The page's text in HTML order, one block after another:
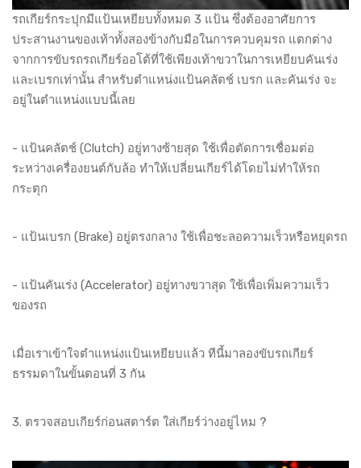
รถเกียร์กระปุกมีแป้นเหยียบทั้งหมด 3 แป้น ซึ่งต้องอาศัยการ
ประสานงานของเท้าทั้งสองข้างกับมือในการควบคุมรถ แตกต่าง
จากการขับรถรถเกียร์ออโต้ที่ใช้เพียงเท้าขวาในการเหยียบคันเร่ง
และเบรกเท่านั้น สำหรับตำแหน่งแป้นคลัตช์ เบรก และคันเร่ง จะ
อยู่ในตำแหน่งแบบนี้เลย
- แป้นคลัตช์ (Clutch) อยู่ทางซ้ายสุด ใช้เพื่อตัดการเชื่อมต่อ
ระหว่างเครื่องยนต์กับล้อ ทำให้เปลี่ยนเกียร์ได้โดยไม่ทำให้รถ
กระตุก
- แป้นเบรก (Brake) อยู่ตรงกลาง ใช้เพื่อชะลอความเร็วหรือหยุดรถ
- แป้นคันเร่ง (Accelerator) อยู่ทางขวาสุด ใช้เพื่อเพิ่มความเร็ว
ของรถ
เมื่อเราเข้าใจตำแหน่งแป้นเหยียบแล้ว ทีนี้มาลองขับรถเกียร์
ธรรมดาในขั้นตอนที่ 3 กัน
3. ตรวจสอบเกียร์ก่อนสตาร์ต ใส่เกียร์ว่างอยู่ไหม ?